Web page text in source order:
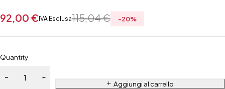
115,04€
92,00 € IVA Esclusa -20%
Quantity
Aggiungi al carrello